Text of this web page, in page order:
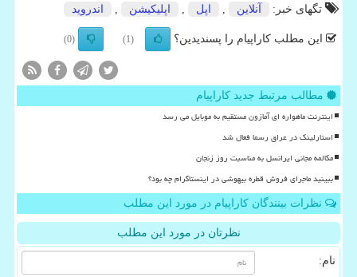
تگهای خبر:
آنلاین اپل اپلیكیشن اندروید
این مطلب کاراپیام را پسندیدین؟ (1)
(0)
مطالب مرتبط جدید کاراپیام
اینترنت ماهواره ای آمازون مستقیم به موبایل می رسد
استارلینک در عراق رسما فعال شد
مکالمه مجانی ایرانسل به مناسبت روز زنجان
ببینید ماجرای فروش قطره بیهوشی در اینستاگرام چه بود؟
نظرات بینندگان کاراپیام در مورد این مطلب
نظرتان در مورد این مطلب
نام: